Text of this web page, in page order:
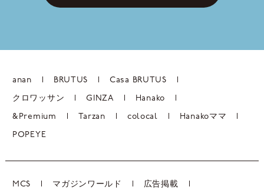
anan BRUTUS Casa BRUTUS
クロワッサン GINZA Hanako
&Premium Tarzan colocal Hanakoママ
POPEYE
MCS マガジンワールド 広告掲載